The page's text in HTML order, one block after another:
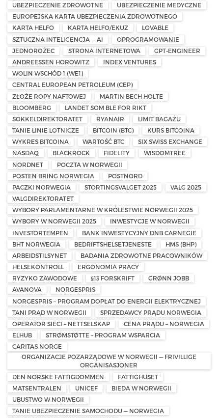
UBEZPIECZENIE ZDROWOTNE
UBEZPIECZENIE MEDYCZNE
EUROPEJSKA KARTA UBEZPIECZENIA ZDROWOTNEGO
KARTA HELFO
KARTA HELFO/EKUZ
LOVABLE
SZTUCZNA INTELIGENCJA — AI
OPROGRAMOWANIE
JEDNOROŻEC
STRONA INTERNETOWA
GPT-ENGINEER
ANDREESSEN HOROWITZ
INDEX VENTURES
WOLIN WSCHÓD 1 (WE1)
CENTRAL EUROPEAN PETROLEUM (CEP)
ZŁOŻE ROPY NAFTOWEJ
MARTIN BECH HOLTE
BLOOMBERG
LANDET SOM BLE FOR RIKT
SOKKELDIREKTORATET
RYANAIR
LIMIT BAGAŻU
TANIE LINIE LOTNICZE
BITCOIN (BTC)
KURS BITCOINA
WYKRES BITCOINA
WARTOŚĆ BTC
SIX SWISS EXCHANGE
NASDAQ
BLACKROCK FIDELITY
WISDOMTREE
NORDNET
POCZTA W NORWEGII
POSTEN BRING NORWEGIA
POSTNORD
PACZKI NORWEGIA
STORTINGSVALGET 2025
VALG 2025
VALGDIREKTORATET
WYBORY PARLAMENTARNE W KRÓLESTWIE NORWEGII 2025
WYBORY W NORWEGII 2025
INWESTYCJE W NORWEGII
INVESTORTEMPEN
BANK INWESTYCYJNY DNB CARNEGIE
BHT NORWEGIA
BEDRIFTSHELSETJENESTE
HMS (BHP)
ARBEIDSTILSYNET
BADANIA ZDROWOTNE PRACOWNIKÓW
HELSEKONTROLL
ERGONOMIA PRACY
RYZYKO ZAWODOWE
§13 FORSKRIFT
GRØNN JOBB
AVANOVA
NORGESPRIS
NORGESPRIS – PROGRAM DOPŁAT DO ENERGII ELEKTRYCZNEJ
TANI PRĄD W NORWEGII
SPRZEDAWCY PRĄDU NORWEGIA
OPERATOR SIECI – NETTSELSKAP
CENA PRĄDU – NORWEGIA
ELHUB
STRØMSTØTTE – PROGRAM WSPARCIA
CARITAS NORGE
ORGANIZACJE POZARZĄDOWE W NORWEGII — FRIVILLIGE
ORGANISASJONER
DEN NORSKE FATTIGDOMMEN
FATTIGHUSET
MATSENTRALEN
UNICEF
BIEDA W NORWEGII
UBUSTWO W NORWEGII
TANIE UBEZPIECZENIE SAMOCHODU — NORWEGIA